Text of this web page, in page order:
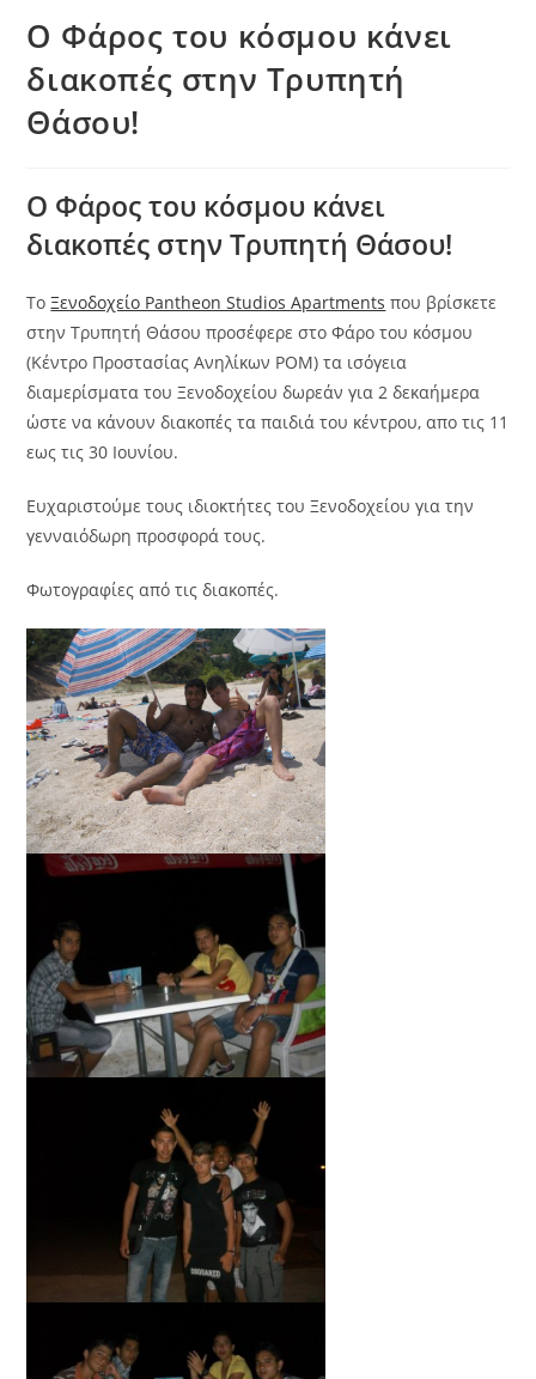
Ο Φάρος του κόσμου κάνει
διακοπές στην Τρυπητή
Θάσου!
Ο Φάρος του κόσμου κάνει
διακοπές στην Τρυπητή Θάσου!
ΤοΞενοδοχείο Pantheon Studios Apartments που βρίσκετε
στην Τρυπητή Θάσου προσέφερε στο Φάρο του κόσμου
(Κέντρο Προστασίας Ανηλίκων ΡΟΜ) τα ισόγεια
διαμερίσματα του Ξενοδοχείου δωρεάν για 2 δεκαήμερα
ώστε να κάνουν διακοπές τα παιδιά του κέντρου, απο τις 11
εως τις 30 Ιουνίου.
Ευχαριστούμε τους ιδιοκτήτες του Ξενοδοχείου για την
γενναιόδωρη προσφορά τους.
Φωτογραφίες από τις διακοπές.